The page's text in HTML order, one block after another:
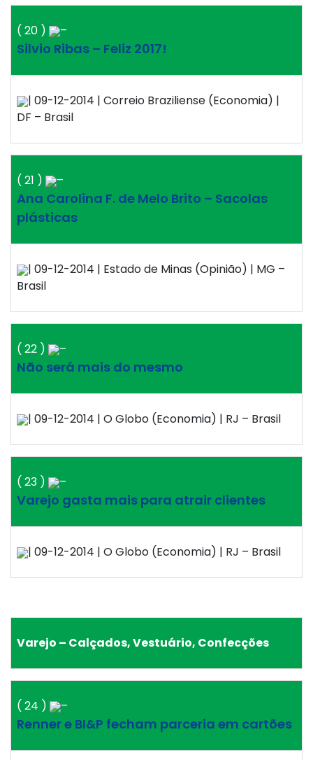
( 20 ) –
Silvio Ribas – Feliz 2017!
| 09-12-2014 | Correio Braziliense (Economia) |
DF – Brasil
( 21 ) –
Ana Carolina F. de Melo Brito – Sacolas
plásticas
| 09-12-2014 | Estado de Minas (Opinião) | MG –
Brasil
( 22 ) –
Não será mais do mesmo
| 09-12-2014 | O Globo (Economia) | RJ – Brasil
( 23 ) –
Varejo gasta mais para atrair clientes
| 09-12-2014 | O Globo (Economia) | RJ – Brasil
Varejo – Calçados, Vestuário, Confecções
( 24 ) –
Renner e BI&P fecham parceria em cartões